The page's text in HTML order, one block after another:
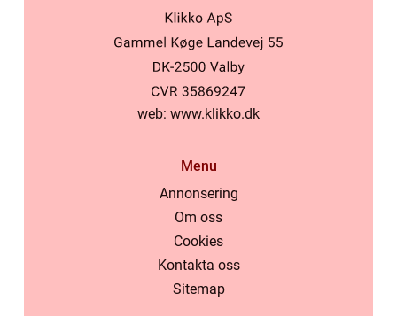
web: www.klikko.dk
Menu
Annonsering
Om oss
Cookies
Kontakta oss
Sitemap